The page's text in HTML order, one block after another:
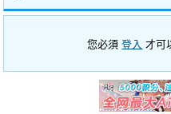
您必須登入 才可